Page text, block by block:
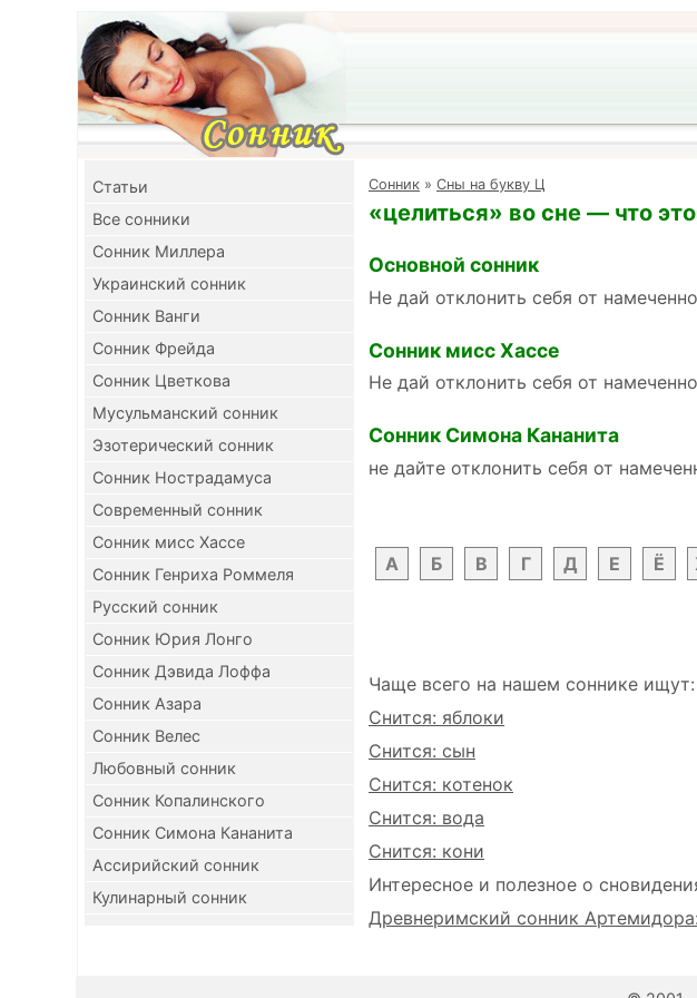
Cтатьи
Все сонники
Сонник Миллера
Украинский сонник
Сонник Ванги
Сонник Фрейда
Сонник Цветкова
Мусульманский сонник
Эзотерический сонник
Сонник Нострадамуса
Современный сонник
Сонник мисс Хассе
Сонник Генриха Роммеля
Русский сонник
Сонник Юрия Лонго
Сонник Дэвида Лоффа
Сонник Азара
Сонник Велес
Любовный сонник
Сонник Копалинского
Сонник Симона Кананита
Ассирийский сонник
Кулинарный сонник
Cонник » Сны на букву Ц
«целиться» во сне — что
Основной сонник
Не дай отклонить себя от
Сонник мисс Хассе
Не дай отклонить себя от
Сонник Симона Кананита
не дайте отклонить себя от
А
Б В Г Д Е Ё
Чаще всего на нашем соннике ищут:
Снится: яблоки
Снится: сын
Снится: котенок
Снится: вода
Снится: кони
Интересное и полезное о
Древнеримский сонник